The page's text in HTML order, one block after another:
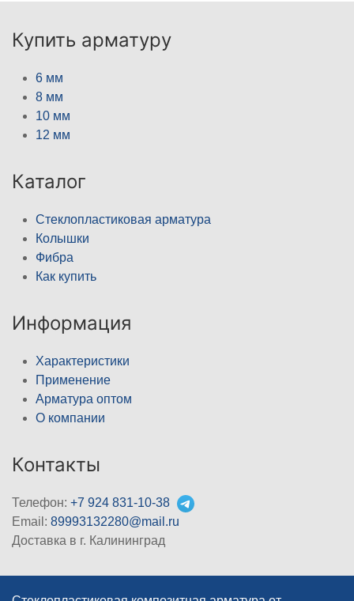
Купить арматуру
6 мм
8 мм
10 мм
12 мм
Каталог
Стеклопластиковая арматура
Колышки
Фибра
Как купить
Информация
Характеристики
Применение
Арматура оптом
О компании
Контакты
Телефон: +7 924 831-10-38
Email: 89993132280@mail.ru
Доставка в г. Калининград